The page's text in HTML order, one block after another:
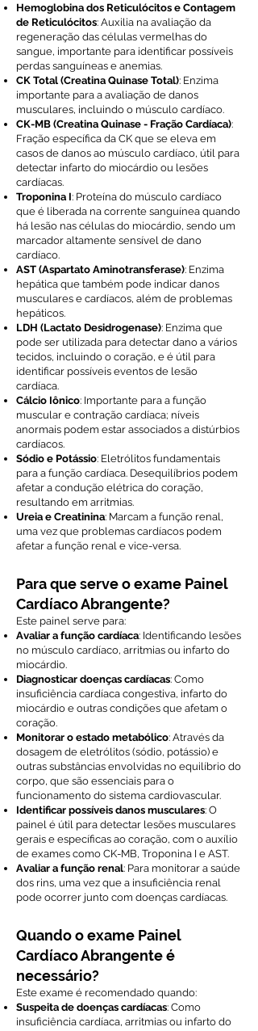
Hemoglobina dos Reticulócitos e Contagem
de Reticulócitos: Auxilia na avaliação da
regeneração das células vermelhas do
sangue, importante para identificar possíveis
perdas sanguíneas e anemias.
CK Total (Creatina Quinase Total): Enzima
importante para a avaliação de danos
musculares, incluindo o músculo cardíaco.
CK-MB (Creatina Quinase - Fração Cardíaca):
Fração específica da CK que se eleva em
casos de danos ao músculo cardíaco, útil para
detectar infarto do miocárdio ou lesões
cardíacas.
Troponina I: Proteína do músculo cardíaco
que é liberada na corrente sanguínea quando
há lesão nas células do miocárdio, sendo um
marcador altamente sensível de dano
cardíaco.
AST (Aspartato Aminotransferase): Enzima
hepática que também pode indicar danos
musculares e cardíacos, além de problemas
hepáticos.
LDH (Lactato Desidrogenase): Enzima que
pode ser utilizada para detectar dano a vários
tecidos, incluindo o coração, e é útil para
identificar possíveis eventos de lesão
cardíaca.
Cálcio Iônico: Importante para a função
muscular e contração cardíaca; níveis
anormais podem estar associados a distúrbios
cardíacos.
Sódio e Potássio: Eletrólitos fundamentais
para a função cardíaca. Desequilíbrios podem
afetar a condução elétrica do coração,
resultando em arritmias.
Ureia e Creatinina: Marcam a função renal,
uma vez que problemas cardíacos podem
afetar a função renal e vice-versa.
Para que serve o exame Painel
Cardíaco Abrangente?
Este painel serve para:
Avaliar a função cardíaca: Identificando lesões
no músculo cardíaco, arritmias ou infarto do
miocárdio.
Diagnosticar doenças cardíacas: Como
insuficiência cardíaca congestiva, infarto do
miocárdio e outras condições que afetam o
coração.
Monitorar o estado metabólico: Através da
dosagem de eletrólitos (sódio, potássio) e
outras substâncias envolvidas no equilíbrio do
corpo, que são essenciais para o
funcionamento do sistema cardiovascular.
Identificar possíveis danos musculares: O
painel é útil para detectar lesões musculares
gerais e específicas ao coração, com o auxílio
de exames como CK-MB, Troponina I e AST.
Avaliar a função renal: Para monitorar a saúde
dos rins, uma vez que a insuficiência renal
pode ocorrer junto com doenças cardíacas.
Quando o exame Painel
Cardíaco Abrangente é
necessário?
Este exame é recomendado quando:
Suspeita de doenças cardíacas: Como
insuficiência cardíaca, arritmias ou infarto do